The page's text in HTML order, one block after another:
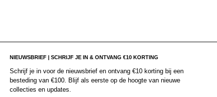
NIEUWSBRIEF | SCHRIJF JE IN & ONTVANG €10 KORTING
Schrijf je in voor de nieuwsbrief en ontvang €10 korting bij een
besteding van €100. Blijf als eerste op de hoogte van nieuwe
collecties en updates.